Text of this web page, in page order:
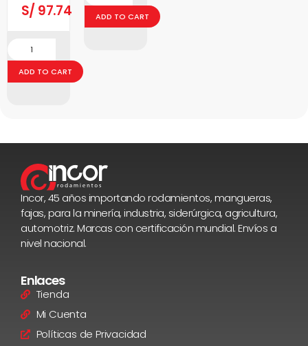
S/ 97.74
ADD TO CART
ADD TO CART
Incor, 45 años importando rodamientos, mangueras,
fajas, para la minería, industria, siderúrgica, agricultura,
automotriz. Marcas con certificación mundial. Envíos a
nivel nacional.
Enlaces
Tienda
Mi Cuenta
Políticas de Privacidad